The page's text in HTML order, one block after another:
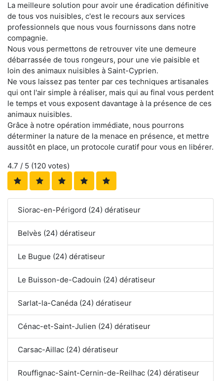
La meilleure solution pour avoir une éradication définitive
de tous vos nuisibles, c'est le recours aux services
professionnels que nous vous fournissons dans notre
compagnie.
Nous vous permettons de retrouver vite une demeure
débarrassée de tous rongeurs, pour une vie paisible et
loin des animaux nuisibles à Saint-Cyprien.
Ne vous laissez pas tenter par ces techniques artisanales
qui ont l'air simple à réaliser, mais qui au final vous perdent
le temps et vous exposent davantage à la présence de ces
animaux nuisibles.
Grâce à notre opération immédiate, nous pourrons
déterminer la nature de la menace en présence, et mettre
aussitôt en place, un protocole curatif pour vous en libérer.
4.7 / 5 (120 votes)
Siorac-en-Périgord (24) dératiseur
Belvès (24) dératiseur
Le Bugue (24) dératiseur
Le Buisson-de-Cadouin (24) dératiseur
Sarlat-la-Canéda (24) dératiseur
Cénac-et-Saint-Julien (24) dératiseur
Carsac-Aillac (24) dératiseur
Rouffignac-Saint-Cernin-de-Reilhac (24) dératiseur